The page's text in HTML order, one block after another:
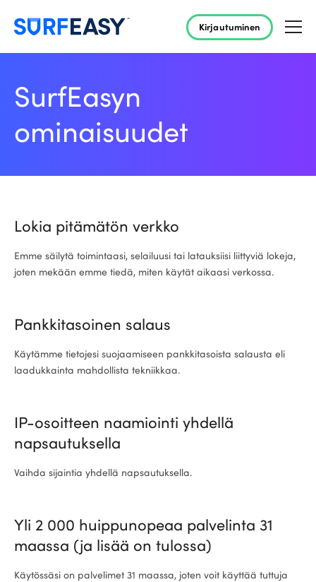
Kirjautuminen
SurfEasyn
ominaisuudet
Lokia pitämätön verkko
Emme säilytä toimintaasi, selailuusi tai latauksiisi liittyviä lokeja,
joten mekään emme tiedä, miten käytät aikaasi verkossa.
Pankkitasoinen salaus
Käytämme tietojesi suojaamiseen pankkitasoista salausta eli
laadukkainta mahdollista tekniikkaa.
IP-osoitteen naamiointi yhdellä
napsautuksella
Vaihda sijaintia yhdellä napsautuksella.
Yli 2 000 huippunopeaa palvelinta 31
maassa (ja lisää on tulossa)
Käytössäsi on palvelimet 31 maassa, joten voit käyttää tuttuja